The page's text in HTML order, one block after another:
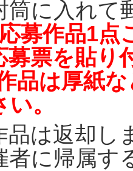
筒に入れて
募作品1点
募票を貼り
は厚紙な
。
品は返却し
者に帰属す